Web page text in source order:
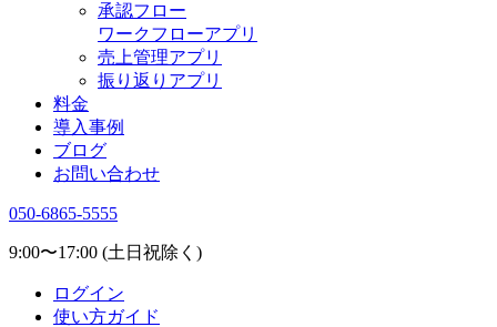
承認フロー
ワークフローアプリ
売上管理アプリ
振り返りアプリ
料金
導入事例
ブログ
お問い合わせ
050-6865-5555
9:00〜17:00 (土日祝除く)
ログイン
使い方ガイド